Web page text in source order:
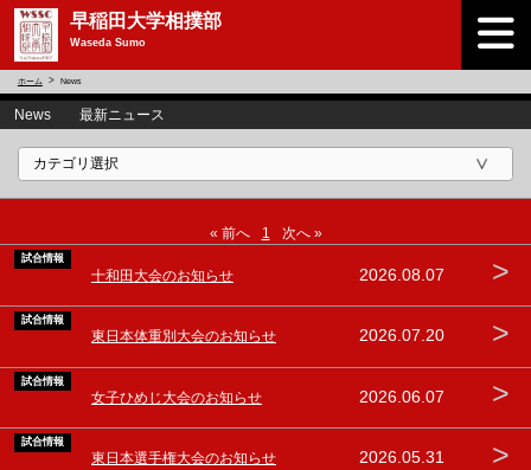
早稲田大学相撲部
Waseda Sumo
ホーム News
News 最新ニュース
« 前へ 1 次へ »
試合情報
十和田大会のお知らせ 2026.08.07 >
試合情報
東日本体重別大会のお知らせ 2026.07.20 >
試合情報
女子ひめじ大会のお知らせ 2026.06.07 >
試合情報
東日本選手権大会のお知らせ 2026.05.31 >